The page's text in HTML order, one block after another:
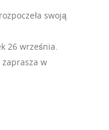
swoją
26 września.
w